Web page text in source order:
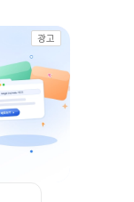
광고